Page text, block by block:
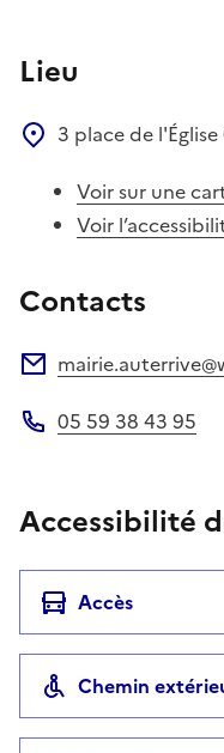
Lieu
3 place de l'Église
Voir sur une
Voir
Contacts
05 59 38 43 95
Accessibilité
Accès
Chemin